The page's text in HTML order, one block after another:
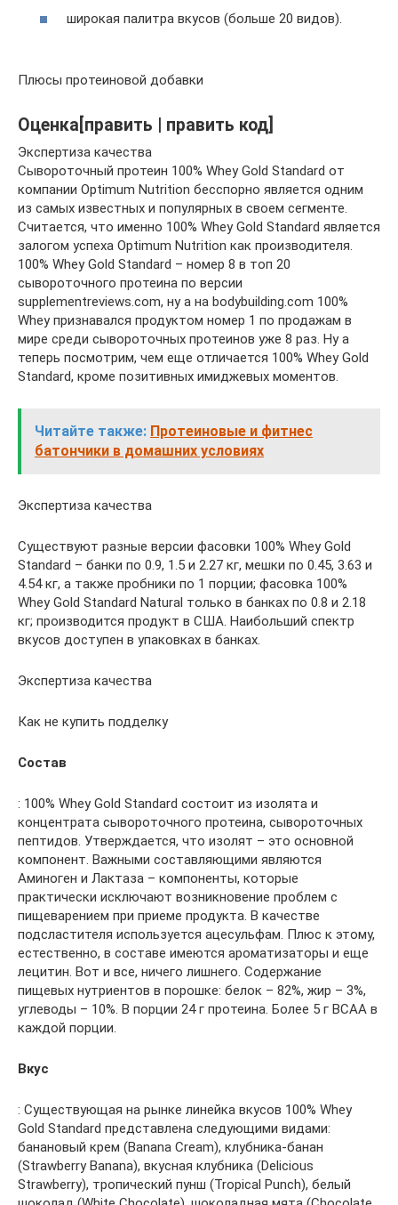
широкая палитра вкусов (больше 20 видов).
Плюсы протеиновой добавки
Оценка[править | править код]
Экспертиза качества
Сывороточный протеин 100% Whey Gold Standard от
компании Optimum Nutrition бесспорно является одним
из самых известных и популярных в своем сегменте.
Считается, что именно 100% Whey Gold Standard является
залогом успеха Optimum Nutrition как производителя.
100% Whey Gold Standard – номер 8 в топ 20
сывороточного протеина по версии
supplementreviews.com, ну а на bodybuilding.com 100%
Whey признавался продуктом номер 1 по продажам в
мире среди сывороточных протеинов уже 8 раз. Ну а
теперь посмотрим, чем еще отличается 100% Whey Gold
Standard, кроме позитивных имиджевых моментов.
Читайте также: Протеиновые и фитнес
батончики в домашних условиях
Экспертиза качества
Существуют разные версии фасовки 100% Whey Gold
Standard – банки по 0.9, 1.5 и 2.27 кг, мешки по 0.45, 3.63 и
4.54 кг, а также пробники по 1 порции; фасовка 100%
Whey Gold Standard Natural только в банках по 0.8 и 2.18
кг; производится продукт в США. Наибольший спектр
вкусов доступен в упаковках в банках.
Экспертиза качества
Как не купить подделку
Состав
: 100% Whey Gold Standard состоит из изолята и
концентрата сывороточного протеина, сывороточных
пептидов. Утверждается, что изолят – это основной
компонент. Важными составляющими являются
Аминоген и Лактаза – компоненты, которые
практически исключают возникновение проблем с
пищеварением при приеме продукта. В качестве
подсластителя используется ацесульфам. Плюс к этому,
естественно, в составе имеются ароматизаторы и еще
лецитин. Вот и все, ничего лишнего. Содержание
пищевых нутриентов в порошке: белок – 82%, жир – 3%,
углеводы – 10%. В порции 24 г протеина. Более 5 г BCAA в
каждой порции.
Вкус
: Существующая на рынке линейка вкусов 100% Whey
Gold Standard представлена следующими видами:
банановый крем (Banana Cream), клубника-банан
(Strawberry Banana), вкусная клубника (Delicious
Strawberry), тропический пунш (Tropical Punch), белый